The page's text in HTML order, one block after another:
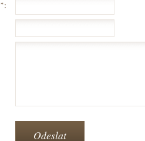
*: